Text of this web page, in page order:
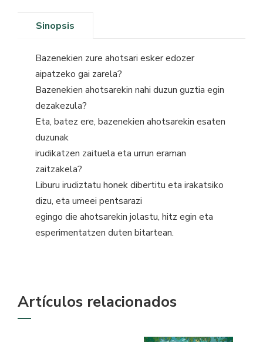
Sinopsis
Bazenekien zure ahotsari esker edozer
aipatzeko gai zarela?
Bazenekien ahotsarekin nahi duzun guztia egin
dezakezula?
Eta, batez ere, bazenekien ahotsarekin esaten
duzunak
irudikatzen zaituela eta urrun eraman
zaitzakela?
Liburu irudiztatu honek dibertitu eta irakatsiko
dizu, eta umeei pentsarazi
egingo die ahotsarekin jolastu, hitz egin eta
esperimentatzen duten bitartean.
Artículos relacionados